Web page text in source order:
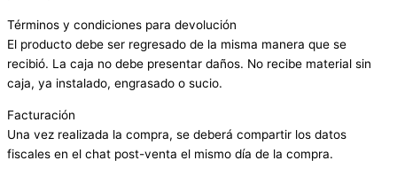
Términos y condiciones para devolución
El producto debe ser regresado de la misma manera que se
recibió. La caja no debe presentar daños. No recibe material sin
caja, ya instalado, engrasado o sucio.
Facturación
Una vez realizada la compra, se deberá compartir los datos
fiscales en el chat post-venta el mismo día de la compra.